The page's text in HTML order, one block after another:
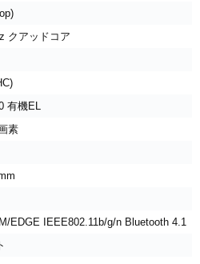
クアッドコア
有機EL
素
EDGE IEEE802.11b/g/n Bluetooth 4.1